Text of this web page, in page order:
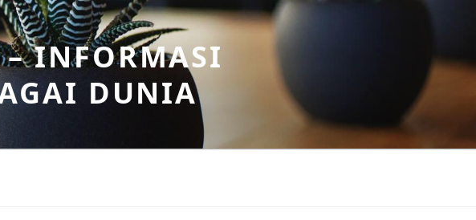
– INFORMASI
DUNIA